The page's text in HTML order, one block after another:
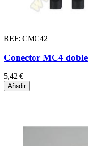
REF: CMC42
Conector MC4 doble
5,42 €
Añadir